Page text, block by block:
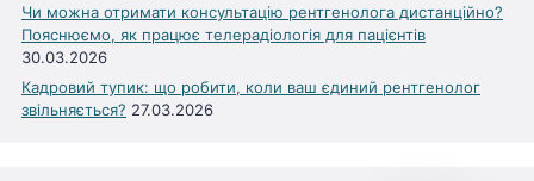
Чи можна отримати консультацію рентгенолога дистанційно?
Пояснюємо, як працює телерадіологія для пацієнтів
30.03.2026
Кадровий тупик: що робити, коли ваш єдиний рентгенолог
звільняється? 27.03.2026